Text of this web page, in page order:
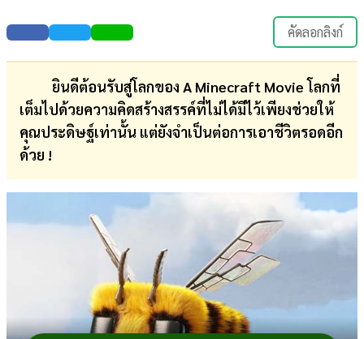
คัดลอกลิงก์
ยินดีต้อนรับสู่โลกของ A Minecraft Movie โลกที่
เต็มไปด้วยความคิดสร้างสรรค์ที่ไม่ได้มีไว้เพียงช่วยให้
คุณประดิษฐ์เท่านั้น แต่ยังจำเป็นต่อการเอาชีวิตรอดอีก
ด้วย !
ตรวจ
หวย
บอล
สด
การ
การ
บันเทิง
ดู